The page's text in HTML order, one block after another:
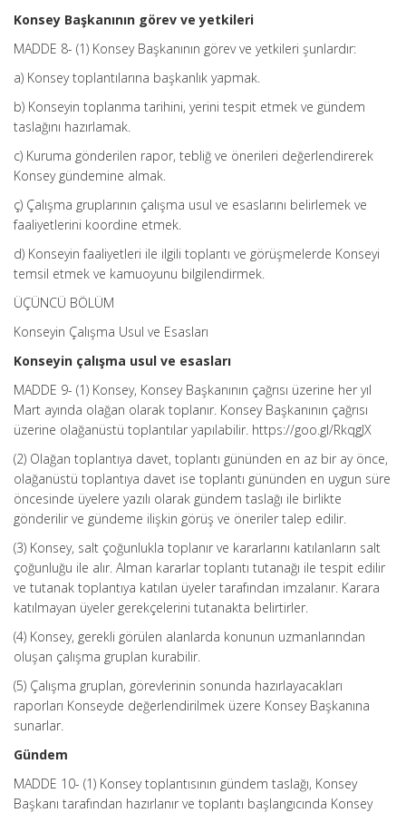
Konsey Başkanının görev ve yetkileri
MADDE 8- (1) Konsey Başkanının görev ve yetkileri şunlardır:
a) Konsey toplantılarına başkanlık yapmak.
b) Konseyin toplanma tarihini, yerini tespit etmek ve gündem
taslağını hazırlamak.
c) Kuruma gönderilen rapor, tebliğ ve önerileri değerlendirerek
Konsey gündemine almak.
ç) Çalışma gruplarının çalışma usul ve esaslarını belirlemek ve
faaliyetlerini koordine etmek.
d) Konseyin faaliyetleri ile ilgili toplantı ve görüşmelerde Konseyi
temsil etmek ve kamuoyunu bilgilendirmek.
ÜÇÜNCÜ BÖLÜM
Konseyin Çalışma Usul ve Esasları
Konseyin çalışma usul ve esasları
MADDE 9- (1) Konsey, Konsey Başkanının çağrısı üzerine her yıl
Mart ayında olağan olarak toplanır. Konsey Başkanının çağrısı
üzerine olağanüstü toplantılar yapılabilir. https://goo.gl/RkqgJX
(2) Olağan toplantıya davet, toplantı gününden en az bir ay önce,
olağanüstü toplantıya davet ise toplantı gününden en uygun süre
öncesinde üyelere yazılı olarak gündem taslağı ile birlikte
gönderilir ve gündeme ilişkin görüş ve öneriler talep edilir.
(3) Konsey, salt çoğunlukla toplanır ve kararlarını katılanların salt
çoğunluğu ile alır. Alman kararlar toplantı tutanağı ile tespit edilir
ve tutanak toplantıya katılan üyeler tarafından imzalanır. Karara
katılmayan üyeler gerekçelerini tutanakta belirtirler.
(4) Konsey, gerekli görülen alanlarda konunun uzmanlarından
oluşan çalışma gruplan kurabilir.
(5) Çalışma gruplan, görevlerinin sonunda hazırlayacakları
raporları Konseyde değerlendirilmek üzere Konsey Başkanına
sunarlar.
Gündem
MADDE 10- (1) Konsey toplantısının gündem taslağı, Konsey
Başkanı tarafından hazırlanır ve toplantı başlangıcında Konsey